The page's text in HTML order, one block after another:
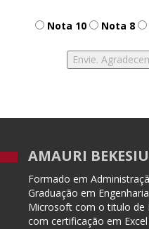
Nota 10 Nota 8
AMAURI
Formado em
Graduação em
Microsoft com o titulo de
com certificação em Excel